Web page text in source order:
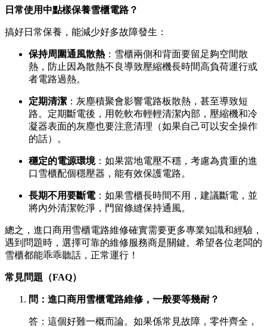
日常使用中點樣保養雪櫃電路？
搞好日常保養，能減少好多故障發生：
保持周圍通風散熱 ：雪櫃兩側和背面要留足夠空間散
熱，防止因為散熱不良導致壓縮機長時間高負荷運行或
者電路過熱。
定期清潔 ：灰塵積聚會影響電路板散熱，甚至導致短
路。定期斷電後，用乾軟布輕輕清潔內部，壓縮機和冷
凝器表面的灰塵也要注意清理（如果自己可以安全操作
的話）。
穩定的電源環境：如果當地電壓不穩，考慮為貴重的進
口雪櫃配個穩壓器，能有效保護電路。
長期不用要斷電：如果雪櫃長時間不用，建議斷電，並
將內外清潔乾淨，門留條縫保持通風。
總之，進口商用雪櫃電路維修確實需要更多專業知識和經驗，
遇到問題時，選擇可靠的維修服務商是關鍵。希望各位老闆的
雪櫃都能乖乖聽話，正常運行！
常見問題（FAQ）
問：進口商用雪櫃電路維修，一般要等幾耐？
答：這個好難一概而論。如果係常見故障，零件齊全，